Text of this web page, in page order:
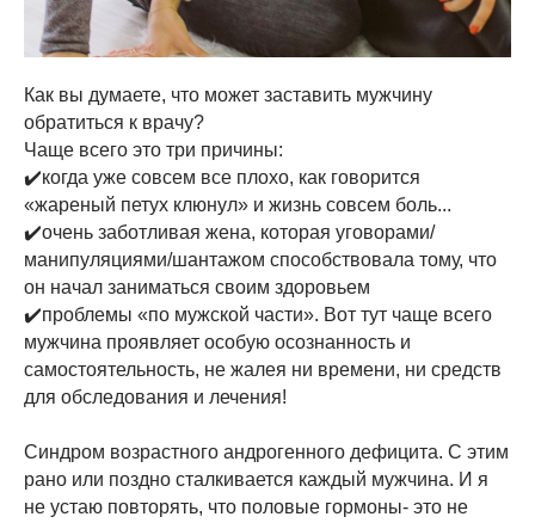
Как вы думаете, что может заставить мужчину
обратиться к врачу?
Чаще всего это три причины:
✔️когда уже совсем все плохо, как говорится
«жареный петух клюнул» и жизнь совсем боль...
✔️очень заботливая жена, которая уговорами/
манипуляциями/шантажом способствовала тому, что
он начал заниматься своим здоровьем
✔️проблемы «по мужской части». Вот тут чаще всего
мужчина проявляет особую осознанность и
самостоятельность, не жалея ни времени, ни средств
для обследования и лечения!
Синдром возрастного андрогенного дефицита. С этим
рано или поздно сталкивается каждый мужчина. И я
не устаю повторять, что половые гормоны- это не